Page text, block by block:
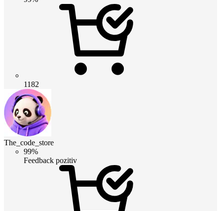
1182
The_code_store
99%
Feedback pozitiv